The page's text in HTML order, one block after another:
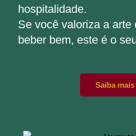
hospitalidade.
Se você valoriza a arte
beber bem, este é o
Saiba mais